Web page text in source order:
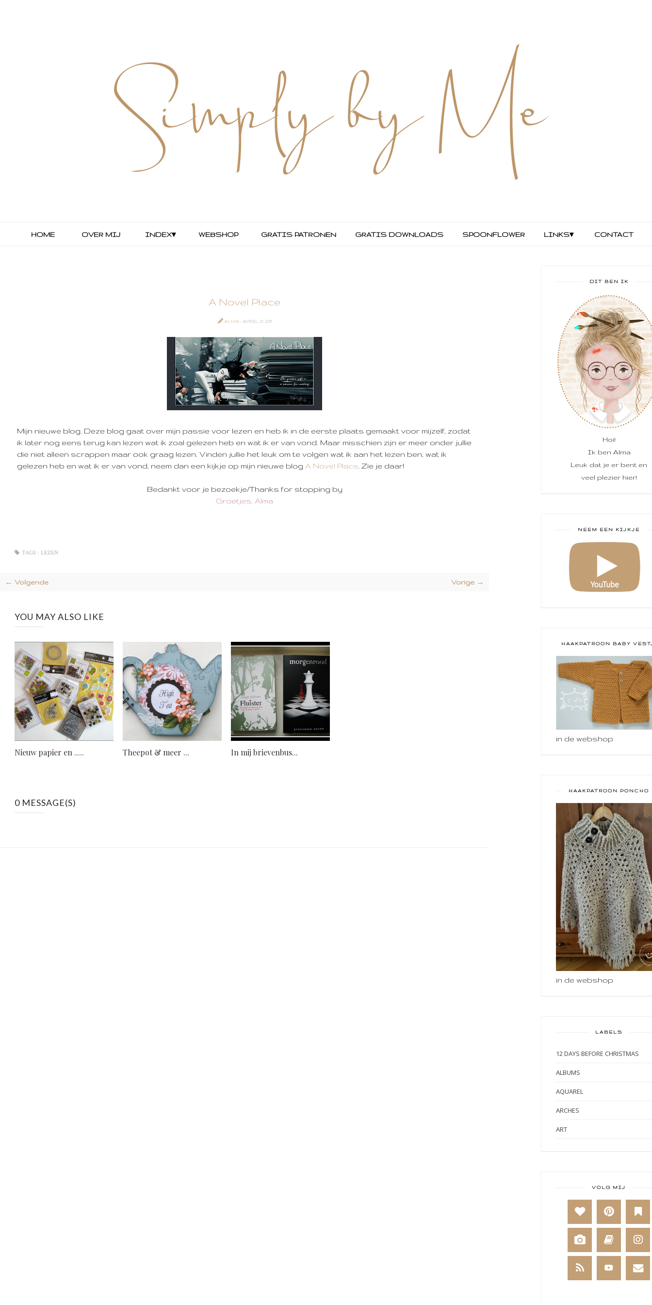
HOME OVER MIJ INDEX▾ WEBSHOP GRATIS PATRONEN GRATIS DOWNLOADS SPOONFLOWER LINKS▾ CONTACT
A Novel Place
ALMA - APRIL 21, 2011
Mijn nieuwe blog. Deze blog gaat over mijn passie voor lezen en heb ik in de eerste plaats gemaakt voor mijzelf, zodat
ik later nog eens terug kan lezen wat ik zoal gelezen heb en wat ik er van vond. Maar misschien zijn er meer onder jullie
die niet alleen scrappen maar ook graag lezen. Vinden jullie het leuk om te volgen wat ik aan het lezen ben, wat ik
gelezen heb en wat ik er van vond, neem dan een kijkje op mijn nieuwe blog A Novel Place . Zie je daar!
Bedankt voor je bezoekje/Thanks for stopping by
Groetjes, Alma
TAGS : LEZEN
← Volgende Vorige →
YOU MAY ALSO LIKE
Nieuw papier en ..... Theepot & meer ... In mij brievenbus...
0 MESSAGE(S)
DIT BEN IK
Hoi!
Ik ben Alma
Leuk dat je er bent en
veel plezier hier!
NEEM EEN KIJKJE
HAAKPATROON BABY
in de webshop
HAAKPATROON PONCHO
in de webshop
LABELS
12 DAYS BEFORE CHRISTMAS
ALBUMS
AQUAREL
ARCHES
ART
BAKKEN
BEESTENBOEL
BOEKEN
BREIEN
BRUSHO
VOLG MIJ